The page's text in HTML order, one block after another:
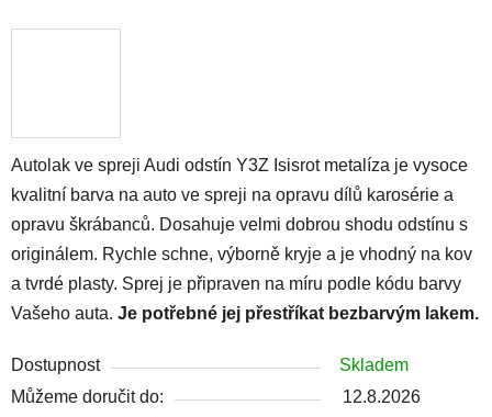
Autolak ve spreji Audi odstín Y3Z Isisrot metalíza je vysoce
kvalitní barva na auto ve spreji na opravu dílů karosérie a
opravu škrábanců. Dosahuje velmi dobrou shodu odstínu s
originálem. Rychle schne, výborně kryje a je vhodný na kov
a tvrdé plasty. Sprej je připraven na míru podle kódu barvy
Vašeho auta. Je potřebné jej přestříkat bezbarvým lakem.
Dostupnost
Skladem
Můžeme doručit do:
12.8.2026